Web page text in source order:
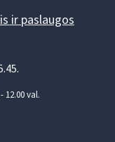
ir paslaugos
12.00 val.